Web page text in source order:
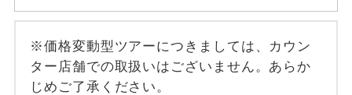
※価格変動型ツアーにつきましては、カウン
ター店舗での取扱いはございません。あらか
じめご了承ください。